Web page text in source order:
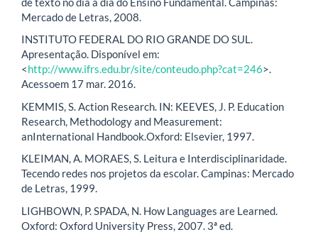
Mercado de Letras, 2008.
INSTITUTO FEDERAL DO RIO GRANDE DO SUL.
Apresentação. Disponível em:
<http://www.ifrs.edu.br/site/conteudo.php?cat=246>.
Acessoem 17 mar. 2016.
KEMMIS, S. Action Research. IN: KEEVES, J. P. Education
Research, Methodology and Measurement:
anInternational Handbook.Oxford: Elsevier, 1997.
KLEIMAN, A. MORAES, S. Leitura e Interdisciplinaridade.
Tecendo redes nos projetos da escolar. Campinas: Mercado
de Letras, 1999.
LIGHBOWN, P. SPADA, N. How Languages are Learned.
Oxford: Oxford University Press, 2007. 3ª ed.